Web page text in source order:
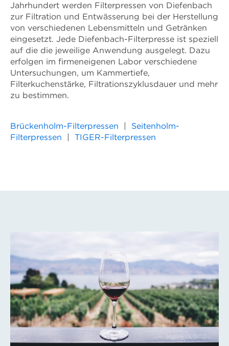
Jahrhundert werden Filterpressen von Diefenbach
zur Filtration und Entwässerung bei der Herstellung
von verschiedenen Lebensmitteln und Getränken
eingesetzt. Jede Diefenbach-Filterpresse ist speziell
auf die die jeweilige Anwendung ausgelegt. Dazu
erfolgen im firmeneigenen Labor verschiedene
Untersuchungen, um Kammertiefe,
Filterkuchenstärke, Filtrationszyklusdauer und mehr
zu bestimmen.
Brückenholm-Filterpressen
Seitenholm-
Filterpressen
TIGER-Filterpressen